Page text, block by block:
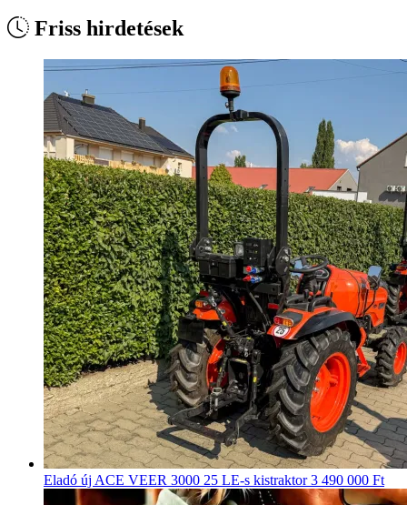
Friss hirdetések
Eladó új ACE VEER 3000 25 LE-s kistraktor 3 490 000 Ft